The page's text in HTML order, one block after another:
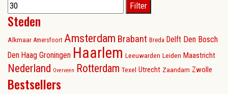
Filter
Steden
Alkmaar Amersfoort Amsterdam Brabant Breda Delft Den Bosch
Den Haag Groningen Haarlem Leeuwarden Leiden Maastricht
Nederland Overveen Rotterdam Texel Utrecht Zaandam Zwolle
Bestsellers